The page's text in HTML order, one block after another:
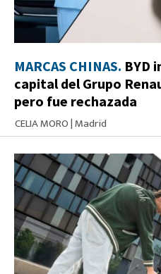
MARCAS CHINAS. BYD
capital del Grupo
pero fue rechazada
CELIA MORO|Madrid